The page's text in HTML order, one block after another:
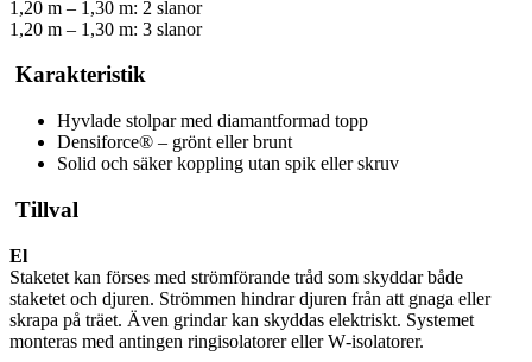
1,20 m – 1,30 m: 2 slanor
1,20 m – 1,30 m: 3 slanor
Karakteristik
Hyvlade stolpar med diamantformad topp
Densiforce® – grönt eller brunt
Solid och säker koppling utan spik eller skruv
Tillval
El
Staketet kan förses med strömförande tråd som skyddar både
staketet och djuren. Strömmen hindrar djuren från att gnaga eller
skrapa på träet. Även grindar kan skyddas elektriskt. Systemet
monteras med antingen ringisolatorer eller W‑isolatorer.